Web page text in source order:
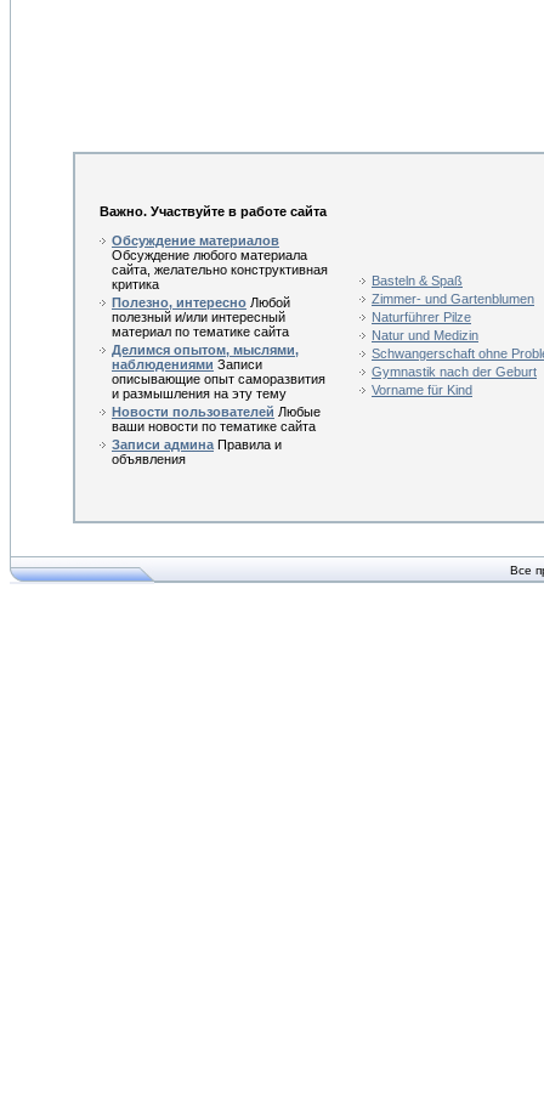
Важно. Участвуйте в работе сайта
Обсуждение материалов
Обсуждение любого материала
сайта, желательно конструктивная
критика
Полезно, интересно Любой
полезный и/или интересный
материал по тематике сайта
Делимся опытом, мыслями,
наблюдениями Записи
описывающие опыт саморазвития
и размышления на эту тему
Новости пользователей Любые
ваши новости по тематике сайта
Записи админа Правила и
объявления
Basteln & Spaß
Zimmer- und Gartenblumen
Naturführer Pilze
Natur und Medizin
Schwangerschaft ohne
Gymnastik nach der Geburt
Vorname für Kind
Все